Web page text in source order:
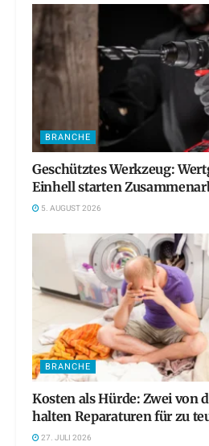
BRANCHE
Geschütztes Werkzeug:
Einhell starten
5. AUGUST 2026
BRANCHE
Kosten als Hürde: Zwei von
halten Reparaturen für zu
27. JULI 2026